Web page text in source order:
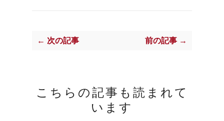
← 次の記事 前の記事 →
こちらの記事も読まれて
います